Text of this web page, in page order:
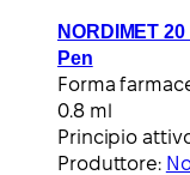
NORDIMET
Pen
Forma
0.8 ml
Principio
Produttore: